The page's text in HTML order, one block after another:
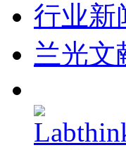
行业新
兰光文